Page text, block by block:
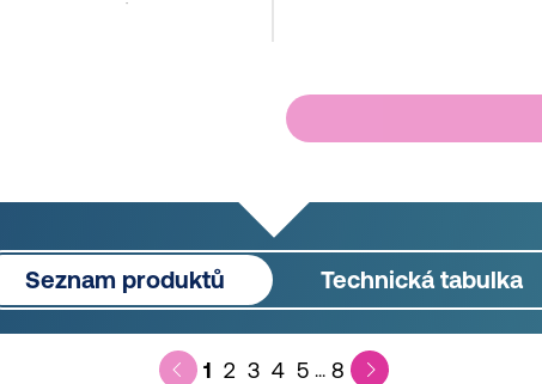
Seznam produktů Technická tabulka
1 2 3 4 5 ... 8